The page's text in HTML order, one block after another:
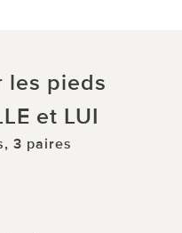
les pieds
et LUI
3 paires